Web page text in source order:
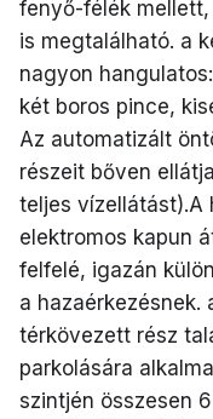
fenyő-félék
is megtalálható. a
nagyon
két boros pince,
Az automatizált
részeit bőven
teljes vízellátást).A
elektromos kapun
felfelé, igazán
a hazaérkezésnek.
térkövezett rész
parkolására
szintjén összesen